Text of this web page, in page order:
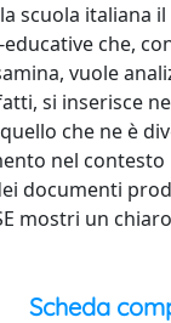
scuola italiana
che,
vuole
si inserisce
che ne è
nel
documenti
mostri un
Scheda